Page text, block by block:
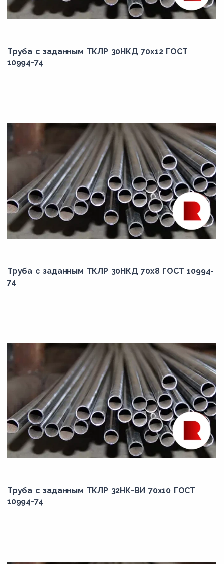
Труба с заданным ТКЛР 30НКД 70x12 ГОСТ
10994-74
Труба с заданным ТКЛР 30НКД 70x8 ГОСТ 10994-
74
Труба с заданным ТКЛР 32НК-ВИ 70x10 ГОСТ
10994-74